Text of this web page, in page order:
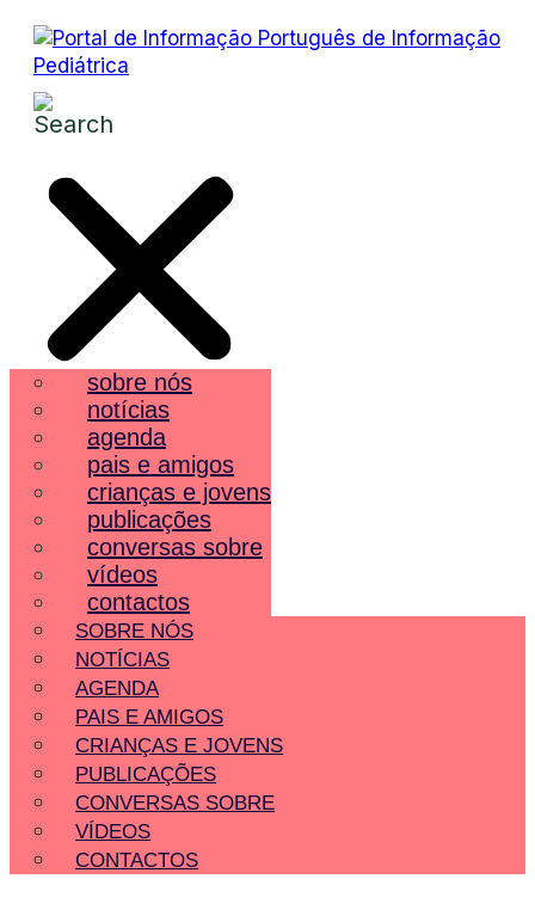
sobre nós
notícias
agenda
pais e amigos
crianças e jovens
publicações
conversas sobre
vídeos
contactos
SOBRE NÓS
NOTÍCIAS
AGENDA
PAIS E AMIGOS
CRIANÇAS E JOVENS
PUBLICAÇÕES
CONVERSAS SOBRE
VÍDEOS
CONTACTOS